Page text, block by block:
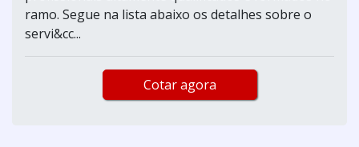
ramo. Segue na lista abaixo os detalhes sobre o
servi&cc...
Cotar agora